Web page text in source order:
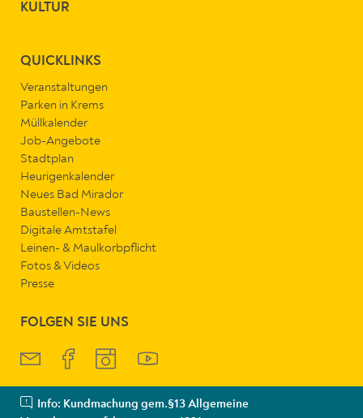
KULTUR
QUICKLINKS
Veranstaltungen
Parken in Krems
Müllkalender
Job-Angebote
Stadtplan
Heurigenkalender
Neues Bad Mirador
Baustellen-News
Digitale Amtstafel
Leinen- & Maulkorbpflicht
Fotos & Videos
Presse
FOLGEN SIE UNS
Info: Kundmachung gem.§13 Allgemeine